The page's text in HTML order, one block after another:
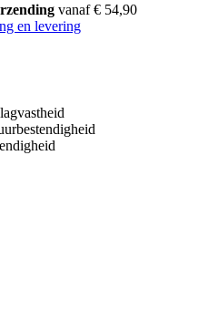
vanaf € 54,90
en levering